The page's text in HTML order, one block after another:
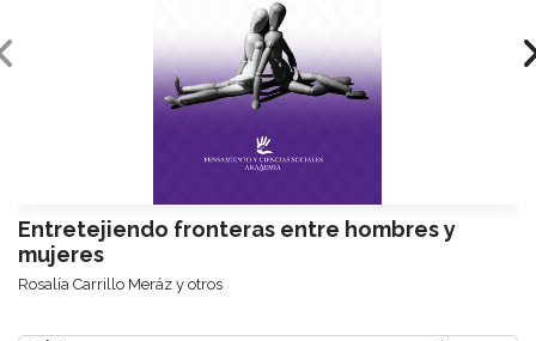
Entretejiendo fronteras entre hombres y
mujeres
Rosalía Carrillo Meráz y otros